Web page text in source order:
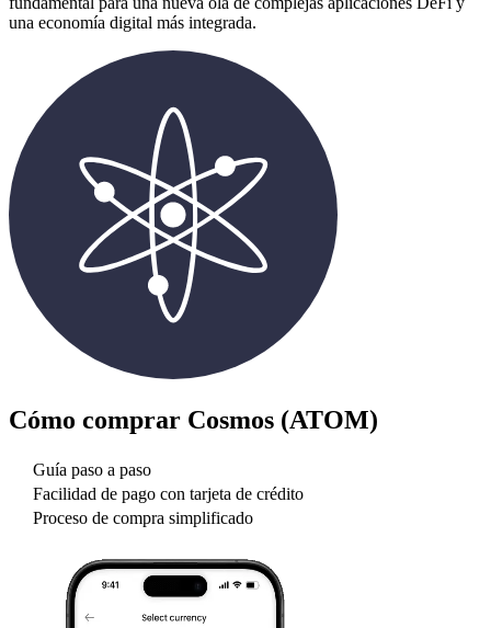
una economía digital más integrada.
Cómo comprar Cosmos (ATOM)
Guía paso a paso
Facilidad de pago con tarjeta de crédito
Proceso de compra simplificado